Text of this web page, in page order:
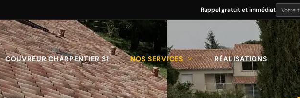
Rappel gratuit et immédiat
COUVREUR CHARPENTIER 31 NOS SERVICES RÉALISATIONS